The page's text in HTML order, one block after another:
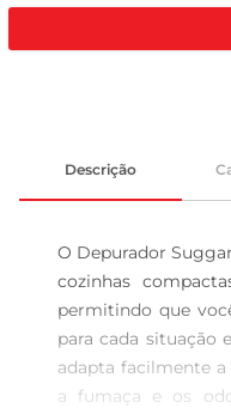
Descrição
O Depurador
cozinhas
permitindo que
para cada situação
adapta facilmente
a fumaça e os